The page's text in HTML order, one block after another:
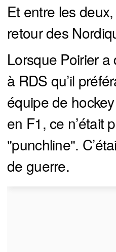
Et entre les
retour des
Lorsque Poirier
à RDS qu’il
équipe de
en F1, ce n’était
"punchline".
de guerre.